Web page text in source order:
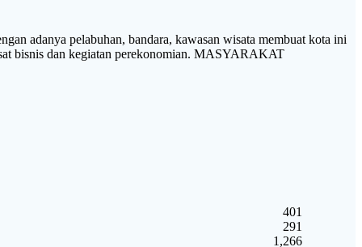
adanya pelabuhan, bandara, kawasan wisata membuat kota ini
bisnis dan kegiatan perekonomian. MASYARAKAT
401
291
1,266